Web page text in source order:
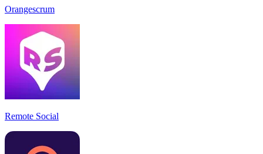
Orangescrum
Remote Social